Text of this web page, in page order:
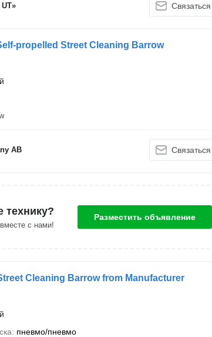
propelled Street Cleaning Barrow
AB
технику?
с нами!
Разместить объявление
Cleaning Barrow from Manufacturer
пневмо/пневмо